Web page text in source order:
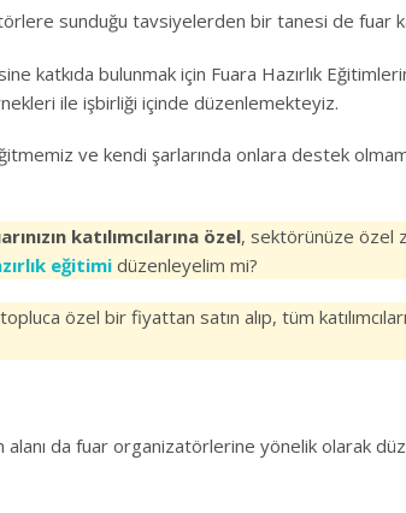
sunduğu tavsiyelerden bir tanesi de fuar
katkıda bulunmak için Fuara Hazırlık
ile işbirliği içinde düzenlemekteyiz.
ve kendi şarlarında onlara destek
katılımcılarına özel, sektörünüze özel
eğitimi düzenleyelim mi?
özel bir fiyattan satın alıp, tüm
alanı da fuar organizatörlerine yönelik olarak